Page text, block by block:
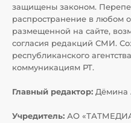
защищены законом.
распространение в любом
размещенной на сайте,
согласия редакций СМИ.
республиканского
коммуникациям РТ.
Главный редактор: Дёмина
Учредитель: АО